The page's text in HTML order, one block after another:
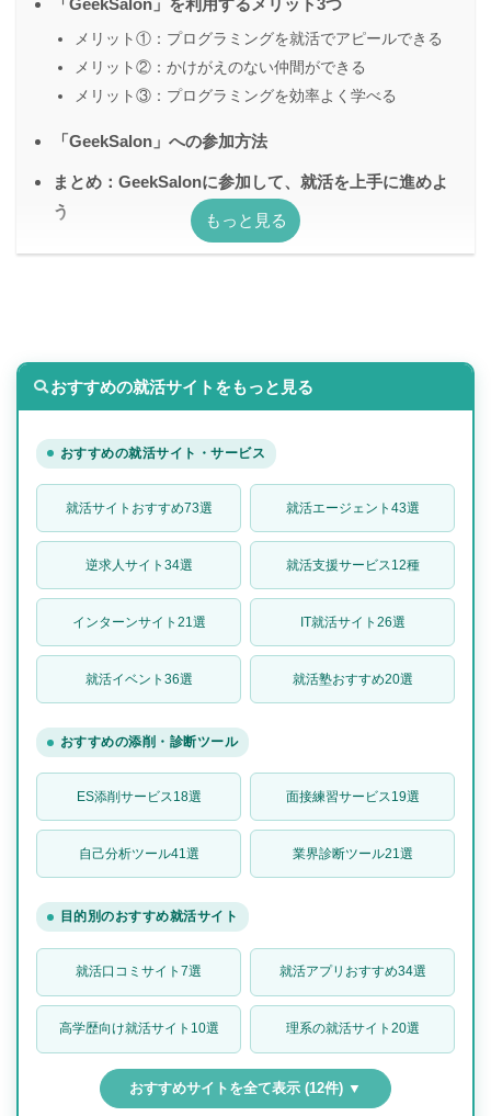
メリット①：プログラミングを就活でアピールできる
メリット②：かけがえのない仲間ができる
メリット③：プログラミングを効率よく学べる
「GeekSalon」への参加方法
まとめ：GeekSalonに参加して、就活を上手に進めよ
う
おすすめの就活サイトをもっと見る
おすすめの就活サイト・サービス
就活サイトおすすめ73選 就活エージェント43選
逆求人サイト34選 就活支援サービス12種
インターンサイト21選 IT就活サイト26選
就活イベント36選 就活塾おすすめ20選
おすすめの添削・診断ツール
ES添削サービス18選 面接練習サービス19選
自己分析ツール41選 業界診断ツール21選
目的別のおすすめ就活サイト
就活口コミサイト7選 就活アプリおすすめ34選
高学歴向け就活サイト10選 理系の就活サイト20選
おすすめサイトを全て表示 (12件) ▼